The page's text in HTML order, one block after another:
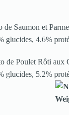
Saumon et
glucides, 4.6%
de Poulet Rôti aux
glucides, 5.2%